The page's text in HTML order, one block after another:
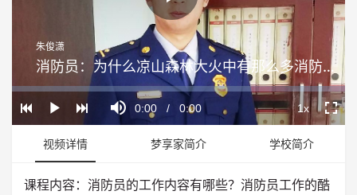
Play
Video
Play
Mute
Current
Time
0:00 / Duration
0:00
Loaded:
0%
Progress:
0%
Playback
Rate
1x
朱俊潇
消防员：为什么凉山森林大火中有那么多消防员英勇牺牲
视频详情 梦享家简介 学校简介
课程内容：消防员的工作内容有哪些？消防员工作的酷